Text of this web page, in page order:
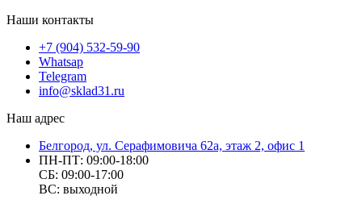
Наши контакты
+7 (904) 532-59-90
Whatsap
Telegram
info@sklad31.ru
Наш адрес
Белгород, ул. Серафимовича 62а, этаж 2, офис 1
ПН-ПТ: 09:00-18:00
СБ: 09:00-17:00
ВС: выходной